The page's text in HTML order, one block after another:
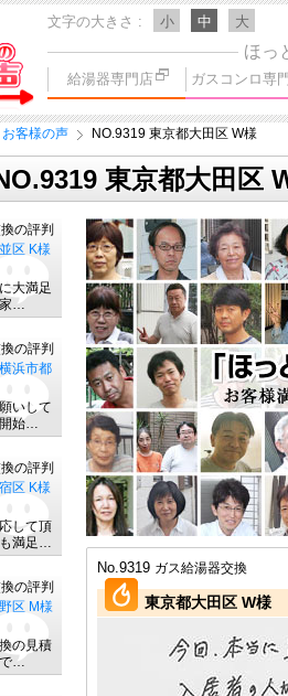
文字の大きさ 小 中 大
ほっ
給湯器専門店 ガスコンロ専
お客様の声 NO.9319 東京都大田区 W様
東京都大田区
No.9319 ガス給湯器交換
東京都大田区 W様
の評判
区 K様
大満足
…
の評判
浜市都
いして
始…
の評判
区 K様
して頂
満足…
の評判
区 M様
の見積
で…